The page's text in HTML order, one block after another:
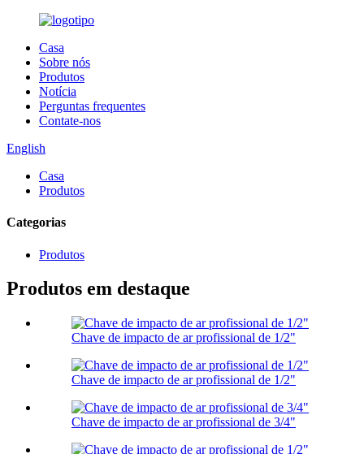
Casa
Sobre nós
Produtos
Notícia
Perguntas frequentes
Contate-nos
English
Casa
Produtos
Categorias
Produtos
Produtos em destaque
Chave de impacto de ar profissional de 1/2"
Chave de impacto de ar profissional de 1/2"
Chave de impacto de ar profissional de 3/4"